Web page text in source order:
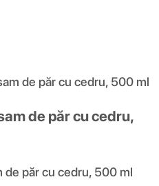
de păr cu cedru, 500 ml
de păr cu cedru,